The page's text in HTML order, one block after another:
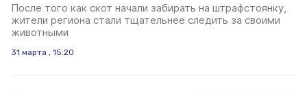
После того как скот начали забирать на штрафстоянку,
жители региона стали тщательнее следить за своими
животными
31 марта , 15:20